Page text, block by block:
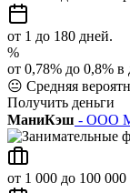
от 1 до 180 дней.
%
от 0,78% до 0,8%
😐 Средняя
Получить деньги
МаниКэш - ООО
от 1 000 до 100 000